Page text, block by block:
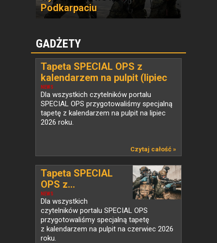
Podkarpaciu
GADŻETY
NEWS
Tapeta SPECIAL OPS z
kalendarzem na pulpit (lipiec
2026)
Dla wszystkich czytelników portalu
SPECIAL OPS przygotowaliśmy specjalną
tapetę z kalendarzem na pulpit na lipiec
2026 roku.
Czytaj całość »
NEWS
Tapeta SPECIAL
OPS z...
Dla wszystkich
czytelników portalu SPECIAL OPS
przygotowaliśmy specjalną tapetę
z kalendarzem na pulpit na czerwiec 2026
roku.